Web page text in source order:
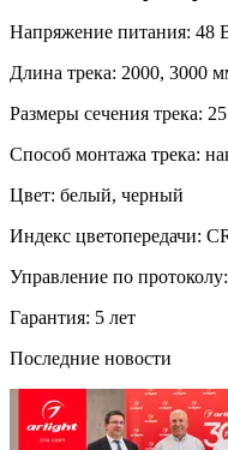
Напряжение питания: 48
Длина трека: 2000, 3000
Размеры сечения трека:
Способ монтажа трека:
Цвет: белый, черный
Индекс цветопередачи:
Управление по
Гарантия: 5 лет
Последние новости